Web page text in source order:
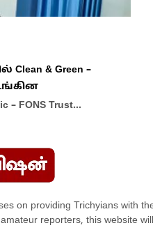
& Green –
– FONS Trust…
on providing Trichyians with
reporters, this website